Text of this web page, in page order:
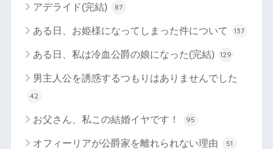
アデライド(完結) 87
ある日、お姫様になってしまった件について 137
ある日、私は冷血公爵の娘になった(完結) 129
男主人公を誘惑するつもりはありませんでした
42
お父さん、私この結婚イヤです！ 95
オフィーリアが公爵家を離れられない理由 51